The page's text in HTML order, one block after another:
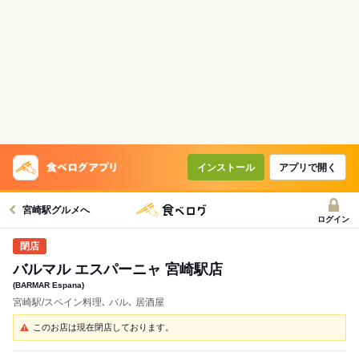
インストール アプリで開く
宮崎駅グルメへ
ログイン
バルマル エスパーニャ 宮崎駅店
(BARMAR Espana)
宮崎駅/スペイン料理､ バル､ 居酒屋
このお店は現在閉店しております。